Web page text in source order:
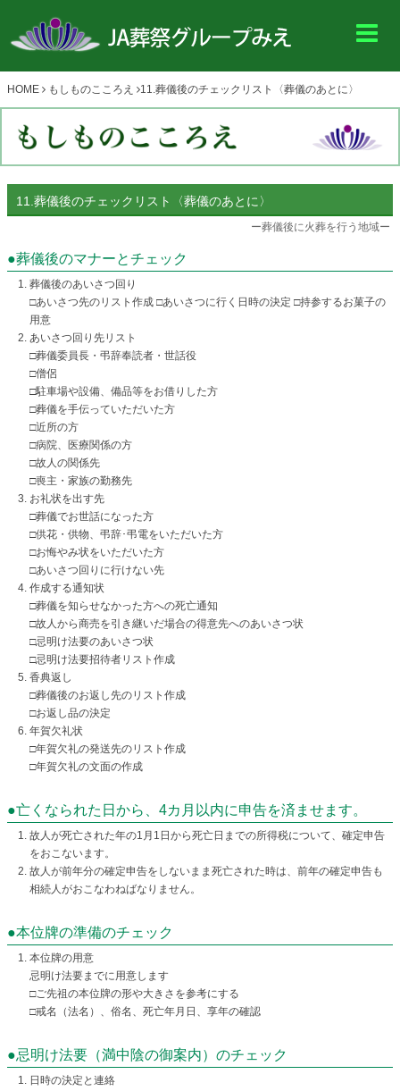
HOME もしものこころえ 11.葬儀後のチェックリスト〈葬儀のあとに〉
11.葬儀後のチェックリスト〈葬儀のあとに〉
ー葬儀後に火葬を行う地域ー
●葬儀後のマナーとチェック
葬儀後のあいさつ回り
□あいさつ先のリスト作成 □あいさつに行く日時の決定 □持参するお菓子の
用意
あいさつ回り先リスト
□葬儀委員長・弔辞奉読者・世話役
□僧侶
□駐車場や設備、備品等をお借りした方
□葬儀を手伝っていただいた方
□近所の方
□病院、医療関係の方
□故人の関係先
□喪主・家族の勤務先
お礼状を出す先
□葬儀でお世話になった方
□供花・供物、弔辞･弔電をいただいた方
□お悔やみ状をいただいた方
□あいさつ回りに行けない先
作成する通知状
□葬儀を知らせなかった方への死亡通知
□故人から商売を引き継いだ場合の得意先へのあいさつ状
□忌明け法要のあいさつ状
□忌明け法要招待者リスト作成
香典返し
□葬儀後のお返し先のリスト作成
□お返し品の決定
年賀欠礼状
□年賀欠礼の発送先のリスト作成
□年賀欠礼の文面の作成
●亡くなられた日から、4カ月以内に申告を済ませます。
故人が死亡された年の1月1日から死亡日までの所得税について、確定申告
をおこないます。
故人が前年分の確定申告をしないまま死亡された時は、前年の確定申告も
相続人がおこなわねばなりません。
●本位牌の準備のチェック
本位牌の用意
忌明け法要までに用意します
□ご先祖の本位牌の形や大きさを参考にする
□戒名（法名）、俗名、死亡年月日、享年の確認
●忌明け法要（満中陰の御案内）のチェック
日時の決定と連絡